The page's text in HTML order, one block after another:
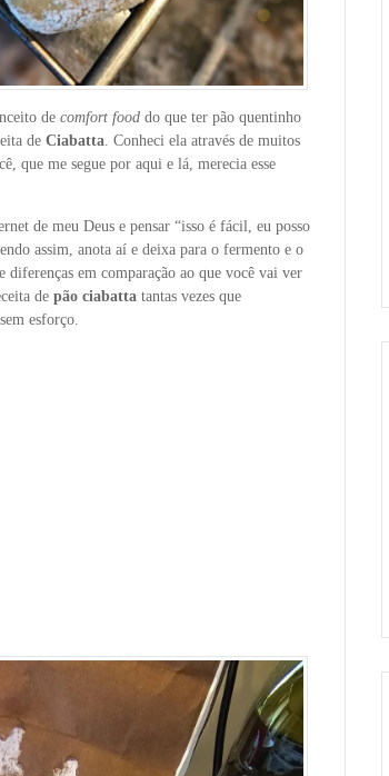
de comfort food do que ter pão quentinho
de Ciabatta. Conheci ela através de muitos
que me segue por aqui e lá, merecia esse
de meu Deus e pensar “isso é fácil, eu posso
assim, anota aí e deixa para o fermento e o
em comparação ao que você vai ver
de pão ciabatta tantas vezes que
esforço.